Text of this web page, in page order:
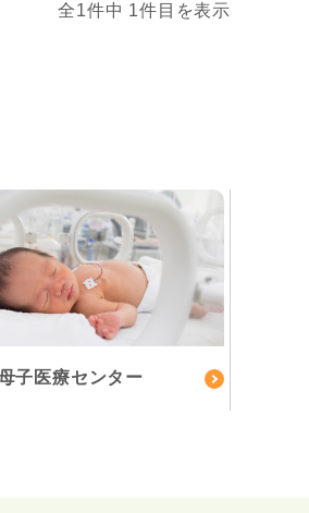
全1件中 1件目を表示
子医療センター